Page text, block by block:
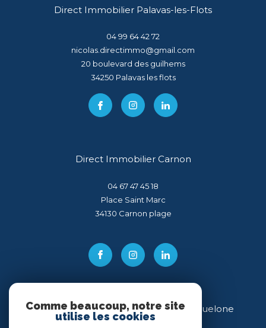
Direct Immobilier Palavas-les-Flots
04 99 64 42 72
nicolas.directimmo@gmail.com
20 boulevard des guilhems
34250
palavas les flots
Direct Immobilier Carnon
04 67 47 45 18
Place Saint Marc
34130
carnon plage
Direct Immobilier Villeneuve-lès-Maguelone
Comme beaucoup, notre site
utilise les cookies